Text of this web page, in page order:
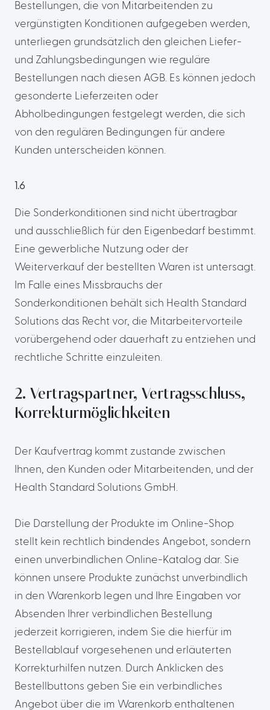
Bestellungen, die von Mitarbeitenden zu
vergünstigten Konditionen aufgegeben werden,
unterliegen grundsätzlich den gleichen Liefer-
und Zahlungsbedingungen wie reguläre
Bestellungen nach diesen AGB. Es können jedoch
gesonderte Lieferzeiten oder
Abholbedingungen festgelegt werden, die sich
von den regulären Bedingungen für andere
Kunden unterscheiden können.
1.6
Die Sonderkonditionen sind nicht übertragbar
und ausschließlich für den Eigenbedarf bestimmt.
Eine gewerbliche Nutzung oder der
Weiterverkauf der bestellten Waren ist untersagt.
Im Falle eines Missbrauchs der
Sonderkonditionen behält sich Health Standard
Solutions das Recht vor, die Mitarbeitervorteile
vorübergehend oder dauerhaft zu entziehen und
rechtliche Schritte einzuleiten.
2. Vertragspartner, Vertragsschluss,
Korrekturmöglichkeiten
Der Kaufvertrag kommt zustande zwischen
Ihnen, den Kunden oder Mitarbeitenden, und der
Health Standard Solutions GmbH.
Die Darstellung der Produkte im Online-Shop
stellt kein rechtlich bindendes Angebot, sondern
einen unverbindlichen Online-Katalog dar. Sie
können unsere Produkte zunächst unverbindlich
in den Warenkorb legen und Ihre Eingaben vor
Absenden Ihrer verbindlichen Bestellung
jederzeit korrigieren, indem Sie die hierfür im
Bestellablauf vorgesehenen und erläuterten
Korrekturhilfen nutzen. Durch Anklicken des
Bestellbuttons geben Sie ein verbindliches
Angebot über die im Warenkorb enthaltenen